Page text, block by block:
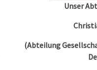
Unser
(Abteilung